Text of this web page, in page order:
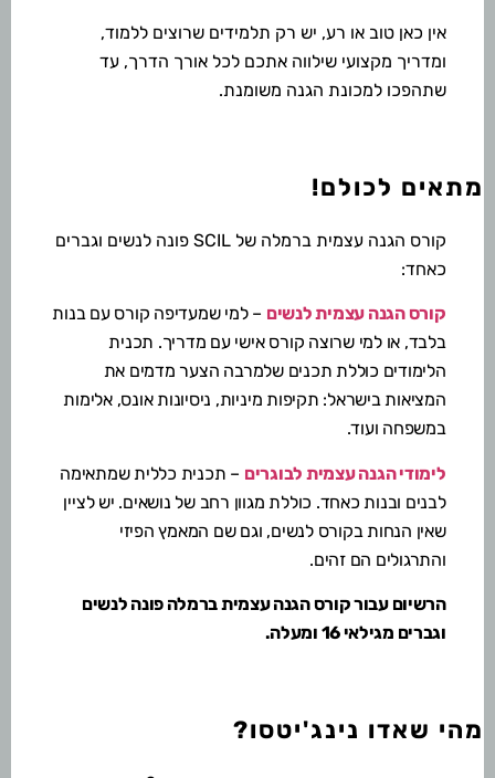
אין כאן טוב או רע, יש רק תלמידים שרוצים ללמוד,
ומדריך מקצועי שילווה אתכם לכל אורך הדרך, עד
שתהפכו למכונת הגנה משומנת.
מתאים לכולם!
קורס הגנה עצמית ברמלה של SCIL פונה לנשים וגברים
כאחד:
קורס הגנה עצמית לנשים – למי שמעדיפה קורס עם בנות
בלבד, או למי שרוצה קורס אישי עם מדריך. תכנית
הלימודים כוללת תכנים שלמרבה הצער מדמים את
המציאות בישראל: תקיפות מיניות, ניסיונות אונס, אלימות
במשפחה ועוד.
לימודי הגנה עצמית לבוגרים – תכנית כללית שמתאימה
לבנים ובנות כאחד. כוללת מגוון רחב של נושאים. יש לציין
שאין הנחות בקורס לנשים, וגם שם המאמץ הפיזי
והתרגולים הם זהים.
הרשיום עבור קורס הגנה עצמית ברמלה פונה לנשים
וגברים מגילאי 16 ומעלה.
מהי שאדו נינג'יטסו?